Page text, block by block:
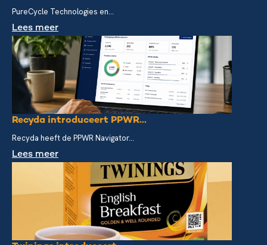
PureCycle Technologies en...
Lees meer
Recyda introduceert PPWR...
Recyda heeft de PPWR Navigator...
Lees meer